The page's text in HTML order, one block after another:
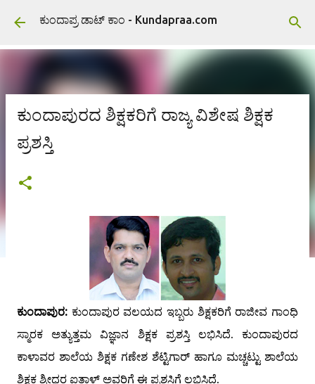
ವಿಷಯಕ್ಕೆ ಹೋಗಿ
ಕುಂದಾಪ್ರ ಡಾಟ್ ಕಾಂ - Kundapraa.com
ಕುಂದಾಪುರದ ಶಿಕ್ಷಕರಿಗೆ ರಾಜ್ಯ ವಿಶೇಷ ಶಿಕ್ಷಕ
ಪ್ರಶಸ್ತಿ
ಕುಂದಾಪುರ: ಕುಂದಾಪುರ ವಲಯದ ಇಬ್ಬರು ಶಿಕ್ಷಕರಿಗೆ ರಾಜೀವ ಗಾಂಧಿ
ಸ್ಮಾರಕ ಅತ್ಯುತ್ತಮ ವಿಜ್ಞಾನ ಶಿಕ್ಷಕ ಪ್ರಶಸ್ತಿ ಲಭಿಸಿದೆ. ಕುಂದಾಪುರದ
ಕಾಳಾವರ ಶಾಲೆಯ ಶಿಕ್ಷಕ ಗಣೇಶ ಶೆಟ್ಟಿಗಾರ್ ಹಾಗೂ ಮಚ್ಚಟ್ಟು ಶಾಲೆಯ
ಶಿಕ್ಷಕ ಶ್ರೀಧರ ಐತಾಳ್ ಅವರಿಗೆ ಈ ಪ್ರಶಸ್ತಿಗೆ ಲಭಿಸಿದೆ.